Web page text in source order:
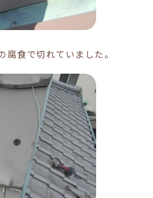
腐食で切れていました。